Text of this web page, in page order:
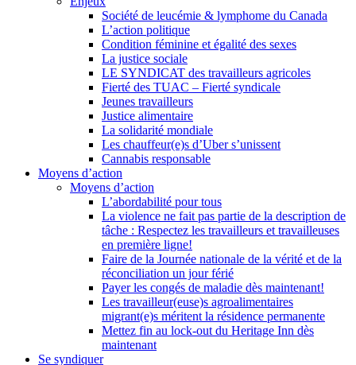
Société de leucémie & lymphome du Canada
L’action politique
Condition féminine et égalité des sexes
La justice sociale
LE SYNDICAT des travailleurs agricoles
Fierté des TUAC – Fierté syndicale
Jeunes travailleurs
Justice alimentaire
La solidarité mondiale
Les chauffeur(e)s d’Uber s’unissent
Cannabis responsable
Moyens d’action
Moyens d’action
L’abordabilité pour tous
La violence ne fait pas partie de la description de
tâche : Respectez les travailleurs et travailleuses
en première ligne!
Faire de la Journée nationale de la vérité et de la
réconciliation un jour férié
Payer les congés de maladie dès maintenant!
Les travailleur(euse)s agroalimentaires
migrant(e)s méritent la résidence permanente
Mettez fin au lock-out du Heritage Inn dès
maintenant
Se syndiquer